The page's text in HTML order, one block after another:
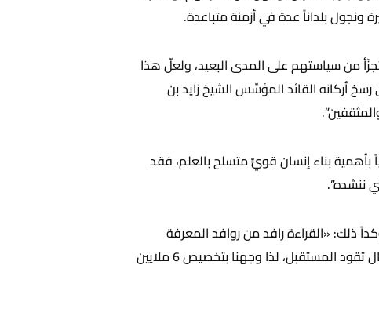
بلداناً عدة في أزمنة متباعدة.
من سياستهم على المدى البعيد، ولعلّ هذا
أركانه القائد المؤسِّس الشيخ زايد بن
بأهمية بناء إنسان قويٍّ متسلح بالعلم، فقد
ننشده”.
ذلك: «القراءة رافد من روافد المعرفة
وسعة الاطلاع، ودورنا توثيق صلة اﻷجيال بها، نريدهم رواداً في مختلف العلوم.. نتطلع إلى صناعة علماء وأجيال تقود المستقبل، لذا وجهنا بتخصيص 6 ملايين